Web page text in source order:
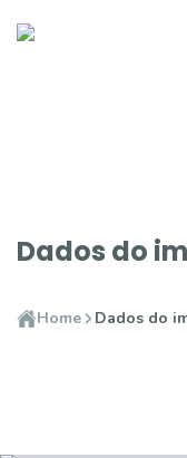
Dados do
Home Dados do